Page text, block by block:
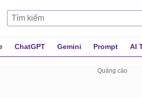
ChatGPT Gemini Prompt AI